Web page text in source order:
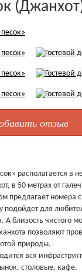
отзыв
располагается в
в 50 метрах от
предлагает номера
подойдет для
А близость чистого
позволяют
природы.
вся
столовые, кафе.